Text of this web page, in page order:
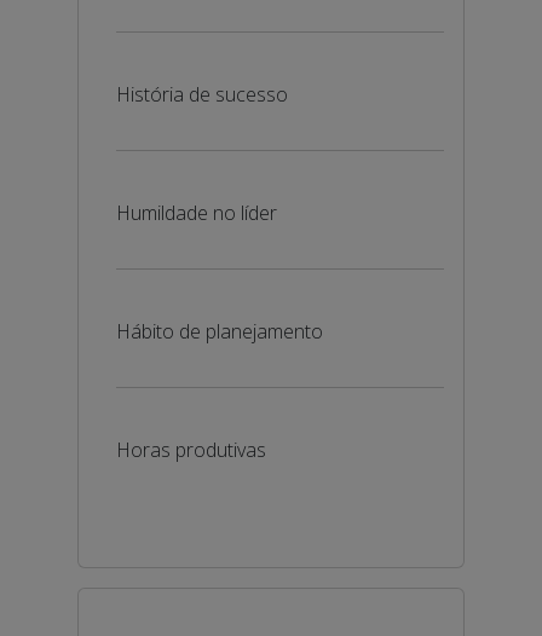
História de sucesso
Humildade no líder
Hábito de planejamento
Horas produtivas